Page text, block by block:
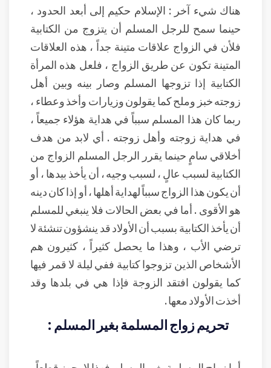
هناك شيء آخر : الإسلام حكيم إلى أبعد الحدود ،
حينما سمح للرجل المسلم أن يتزوج من الكتابية
فلأن في الزواج علاقات متينة جداً ، هذه العلاقات
المتينة تكون عن طريق الزواج ، فلعل هذه المرأة
الكتابية إذا تزوجها المسلم وصار بينه وبين أهل
زوجته خبز وملح كما يقولون وزيارات وأخذ وعطاء ،
ربما كان هذا المسلم سبباً في هداية هؤلاء جميعاً ،
في هداية زوجته وأهل زوجته . أي لابد من هدف
أخلاقي سامٍ حينما يقرر الرجل المسلم الزواج من
الكتابية لسبب عالٍ ، لسبب وجيه ، أن يأخذ بيدها ، أو
أن يكون هذا الزواج سبباً لهداية أهلها ، أو إذا كان دينه
هو الأقوى . أما في بعض الحالات فلا ينبغي للمسلم
أن يأخذ الكتابية بسبب أن الأولاد قد ينشؤون تنشئة لا
ترضي الأب ، وهذا ما يحصل كثيراً ، كثيرون هم
الأشخاص الذين تزوجوا كتابية ففي ليلة لا قمر فيها
كما يقولون افتقد الزوجة فإذا هي في بلدها وقد
أخذت الأولاد معها .
تحريم زواج المسلمة بغير المسلم :